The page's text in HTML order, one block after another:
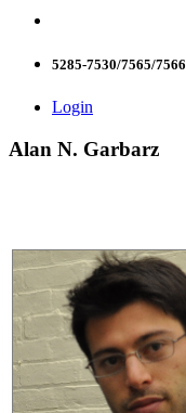
5285-7530/7565/7566
Login
Alan N. Garbarz